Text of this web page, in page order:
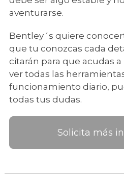
aventurarse.
Bentley´s quiere
que tu conozcas cada
citarán para que acudas
ver todas las
funcionamiento diario,
todas tus dudas.
Solicita más